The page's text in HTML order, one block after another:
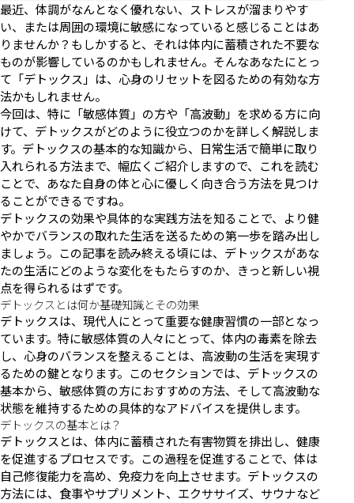
最近、体調がなんとなく優れない、ストレスが溜まりやす
い、または周囲の環境に敏感になっていると感じることはあ
りませんか？もしかすると、それは体内に蓄積された不要な
ものが影響しているのかもしれません。そんなあなたにとっ
て「デトックス」は、心身のリセットを図るための有効な方
法かもしれません。
今回は、特に「敏感体質」の方や「高波動」を求める方に向
けて、デトックスがどのように役立つのかを詳しく解説しま
す。デトックスの基本的な知識から、日常生活で簡単に取り
入れられる方法まで、幅広くご紹介しますので、これを読む
ことで、あなた自身の体と心に優しく向き合う方法を見つけ
ることができるですね。
デトックスの効果や具体的な実践方法を知ることで、より健
やかでバランスの取れた生活を送るための第一歩を踏み出し
ましょう。この記事を読み終える頃には、デトックスがあな
たの生活にどのような変化をもたらすのか、きっと新しい視
点を得られるはずです。
デトックスとは何か基礎知識とその効果
デトックスは、現代人にとって重要な健康習慣の一部となっ
ています。特に敏感体質の人々にとって、体内の毒素を除去
し、心身のバランスを整えることは、高波動の生活を実現す
るための鍵となります。このセクションでは、デトックスの
基本から、敏感体質の方におすすめの方法、そして高波動な
状態を維持するための具体的なアドバイスを提供します。
デトックスの基本とは？
デトックスとは、体内に蓄積された有害物質を排出し、健康
を促進するプロセスです。この過程を促進することで、体は
自己修復能力を高め、免疫力を向上させます。デトックスの
方法には、食事やサプリメント、エクササイズ、サウナなど